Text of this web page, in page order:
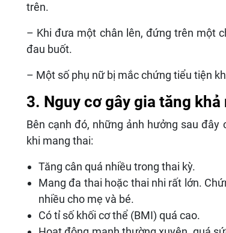
trên.
– Khi đưa một chân lên, đứng trên một
đau buốt.
– Một số phụ nữ bị mắc chứng tiểu tiện
3. Nguy cơ gây gia tăng
Bên cạnh đó, những ảnh hưởng sau
khi mang thai:
Tăng cân quá nhiều trong thai kỳ.
Mang đa thai hoặc thai nhi rất lớn.
nhiều cho mẹ và bé.
Có tỉ số khối cơ thể (BMI) quá cao.